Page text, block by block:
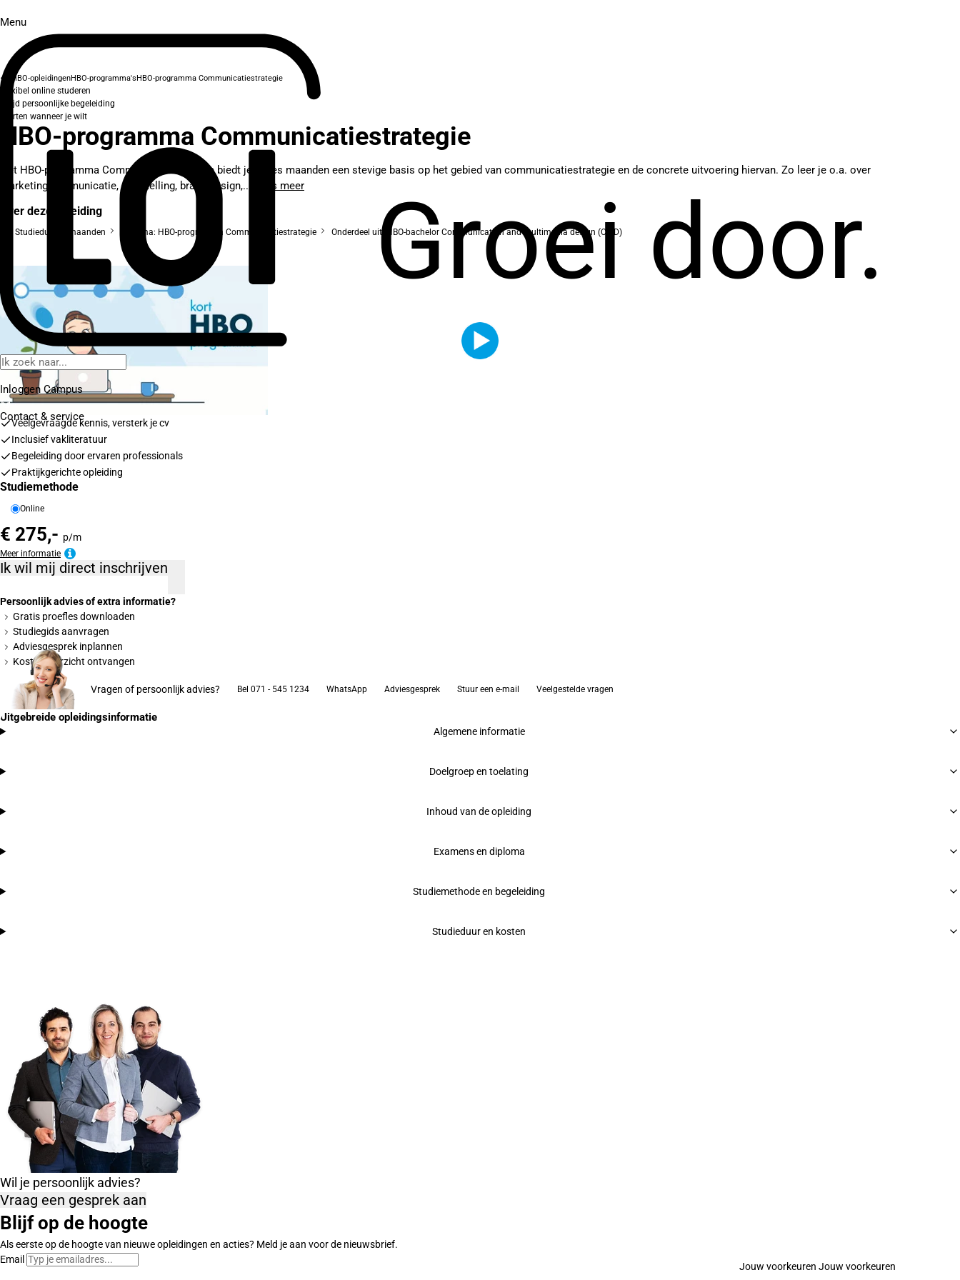
Menu
Groei door.
Inloggen Campus
Contact & service
HBO-opleidingenHBO-programma'sHBO-programma Communicatiestrategie
Flexibel online studeren
Altijd persoonlijke begeleiding
Starten wanneer je wilt
HBO-programma Communicatiestrategie
Het HBO-programma Communicatiestrategie biedt je in zes maanden een stevige basis op het gebied van communicatiestrategie en de concrete uitvoering hiervan. Zo leer je o.a. over
marketingcommunicatie, storytelling, brand design,...
Lees meer
Over deze opleiding
Studieduur: 7 maanden Diploma: HBO-programma Communicatiestrategie Onderdeel uit: HBO-bachelor Communication and multimedia design (CMD)
Veelgevraagde kennis, versterk je cv
Inclusief vakliteratuur
Begeleiding door ervaren professionals
Praktijkgerichte opleiding
Studiemethode
Online
€ 275,- p/m
Meer informatie
Ik wil mij direct inschrijven
Persoonlijk advies of extra informatie?
Gratis proefles downloaden
Studiegids aanvragen
Adviesgesprek inplannen
Kostenoverzicht ontvangen
Vragen of persoonlijk advies? Bel 071 - 545 1234 WhatsApp Adviesgesprek Stuur een e-mail Veelgestelde vragen
Uitgebreide opleidingsinformatie
Algemene informatie
Doelgroep en toelating
Inhoud van de opleiding
Examens en diploma
Studiemethode en begeleiding
Studieduur en kosten
Wil je persoonlijk advies?
Vraag een gesprek aan
Blijf op de hoogte
Als eerste op de hoogte van nieuwe opleidingen en acties? Meld je aan voor de nieuwsbrief.
Email
Jouw voorkeuren